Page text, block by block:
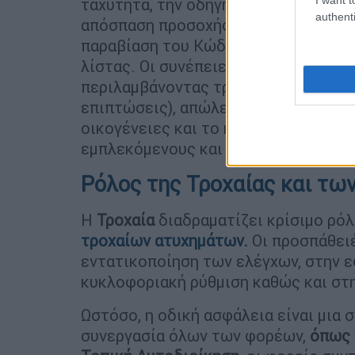
ταχύτητα, την οδήγηση υπό την
απόσπαση προσοχής (ιδιαίτερα
παραβίαση του Κώδικα Οδικής
λίστας. Οι συνέπειες των τροχαίων
περιλαμβάνοντας τραυματισμούς
επιπτώσεις), απώλεια ανθρώπινων
οικογένειες και το κράτος, καθώς
εμπλεκόμενους και τους μάρτυρες.
Ρόλος της Τροχαίας και
Η Τροχαίαδιαδραματίζει κρίσιμο
τροχαίων ατυχημάτων. Οι
εντατικοποίηση των ελέγχων, στην
κυκλοφοριακή ρύθμιση καθώς και
Ωστόσο, η οδική ασφάλεια είναι μια
συνεργασία όλων των φορέων, όπως